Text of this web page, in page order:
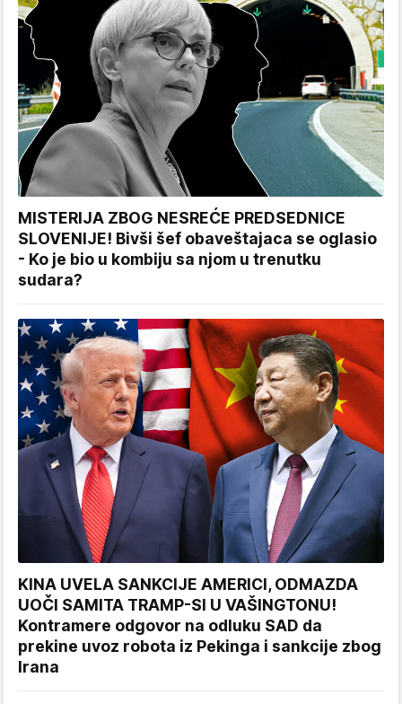
MISTERIJA ZBOG NESREĆE PREDSEDNICE
SLOVENIJE! Bivši šef obaveštajaca se oglasio
- Ko je bio u kombiju sa njom u trenutku
sudara?
KINA UVELA SANKCIJE AMERICI, ODMAZDA
UOČI SAMITA TRAMP-SI U VAŠINGTONU!
Kontramere odgovor na odluku SAD da
prekine uvoz robota iz Pekinga i sankcije zbog
Irana